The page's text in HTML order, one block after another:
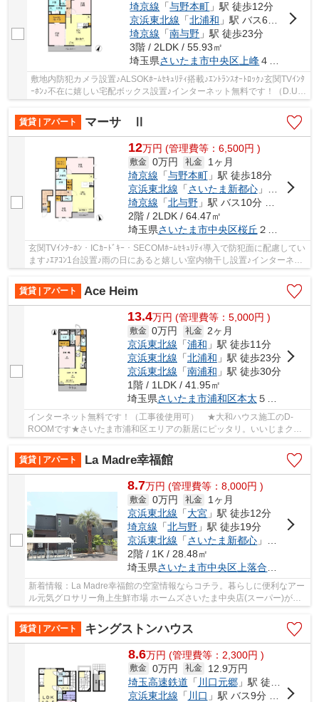
埼京線 「与野本町 」駅 徒歩12分
京浜東北線 「北浦和 」駅 バス6分 「彩の国さいたま芸術劇場入口」 停歩4分
埼京線 「南与野 」駅 徒歩23分
3階 / 2LDK / 55.93㎡
埼玉県さいたま市中央区上峰４丁目１４-２３
敷地内防犯カメラ設置♪ALSOKﾎｰﾑｾｷｭﾘﾃｨ搭載♪ｴﾝﾄﾗﾝｽｵｰﾄﾛｯｸ♪玄関TVｲﾝﾀ
ｰﾎﾝ♪不在に嬉しい宅配ボックス設置♪インターネット無料です！（D.U-
賃貸 | アパート
マーサ Ⅱ
12万円 (管理費等：6,500円 )
敷金 0万円 礼金
1ヶ月
埼京線 「与野本町」駅 徒歩18分
京浜東北線 「さいたま新都心」駅 バス18分 「三ツ又」 停歩3分
埼京線 「北与野」駅 バス10分 「三ツ又」 停歩3分
2階 / 2LDK / 64.47㎡
埼玉県さいたま市中央区桜丘 ２丁目６-１３
玄関TVｲﾝﾀｰﾎﾝ・ICｶｰﾄﾞｷｰ・SECOMﾎｰﾑｾｷｭﾘﾃｨ導入で防犯面に配慮してい
ます♪ｴｱｺﾝ1台設置♪雨の日にあると嬉しい室内物干し設置♪インターネッ
賃貸 | アパート
Ace Heim
13.4万円 (管理費等：5,000円 )
敷金 0万円 礼金
2ヶ月
京浜東北線 「浦和 」駅 徒歩11分
京浜東北線 「北浦和 」駅 徒歩23分
京浜東北線 「南浦和 」駅 徒歩30分
1階 / 1LDK / 41.95㎡
埼玉県さいたま市浦和区本太 ５丁目８-１５
インターネット無料です！（工事後使用可） ★大和ハウス施工のD-
ROOMです★さいたま市浦和区エリアの新居にピッタリ。いいじまクリ
賃貸 | アパート
La Madre幸福館
8.7万円 (管理費等：8,000円 )
敷金 0万円 礼金
1ヶ月
京浜東北線 「大宮 」駅 徒歩12分
埼京線 「北与野 」駅 徒歩19分
京浜東北線 「さいたま新都心 」駅 徒歩23分
2階 / 1K / 28.48㎡
埼玉県さいたま市中央区 上落合
新着情報：La Madre幸福館の空室情報ならコチラ。暮らしに便利なアー
ル元気グロサリー角上生鮮市場 ホームズさいたま中央店(スーパー)がこ
賃貸 | アパート
キングストンハウス
8.6万円 (管理費等：2,300円 )
敷金 0万円 礼金
12.9万円
埼玉高速鉄道 「 川口元郷」駅 徒歩15分
京浜東北線 「 川口 」駅 バス9分 「青木橋」 停歩5分